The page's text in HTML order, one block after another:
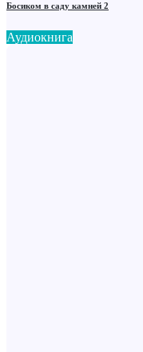
Босиком в саду камней 2
Аудиокнига